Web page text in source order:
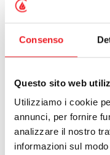
Consenso
Questo sito web
Utilizziamo i cookie
annunci, per fornire
analizzare il nostro
informazioni sul
Cliente: privato
Fornitore: azienda
Con mandato
installatrice. Il
l’installatore invia la
2.008,02 €
cliente paga solo la